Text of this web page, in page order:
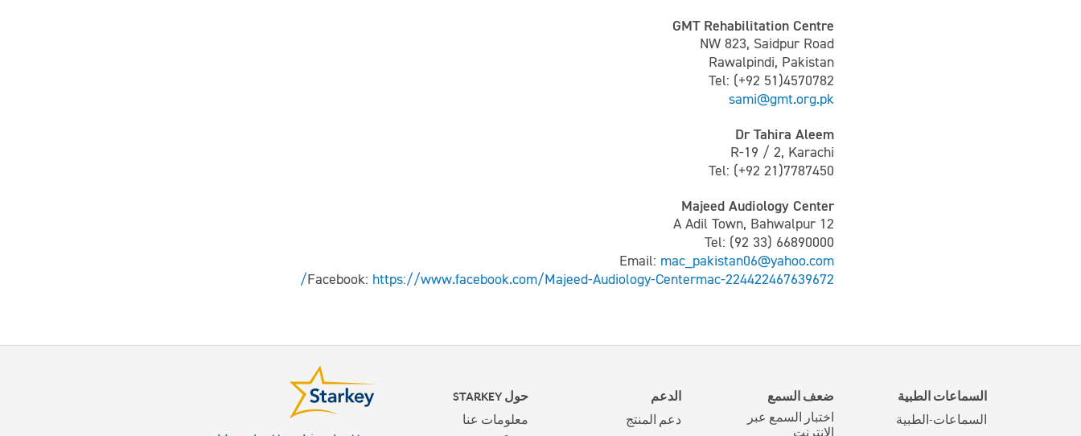
GMT Rehabilitation Centre
NW 823, Saidpur Road
Rawalpindi, Pakistan
Tel: (+92 51)4570782
sami@gmt.org.pk
Dr Tahira Aleem
R-19 / 2, Karachi
Tel: (+92 21)7787450
Majeed Audiology Center
12 A Adil Town, Bahwalpur
Tel: (92 33) 66890000
Email: mac_pakistan06@yahoo.com
Facebook: https://www.facebook.com/Majeed-Audiology-Centermac-224422467639672/
السماعات الطبية
السماعات-الطبية
ضعف السمع
اختبار السمع عبر
الإنترنت
الدعم
دعم المنتج
حول STARKEY
معلومات عنا